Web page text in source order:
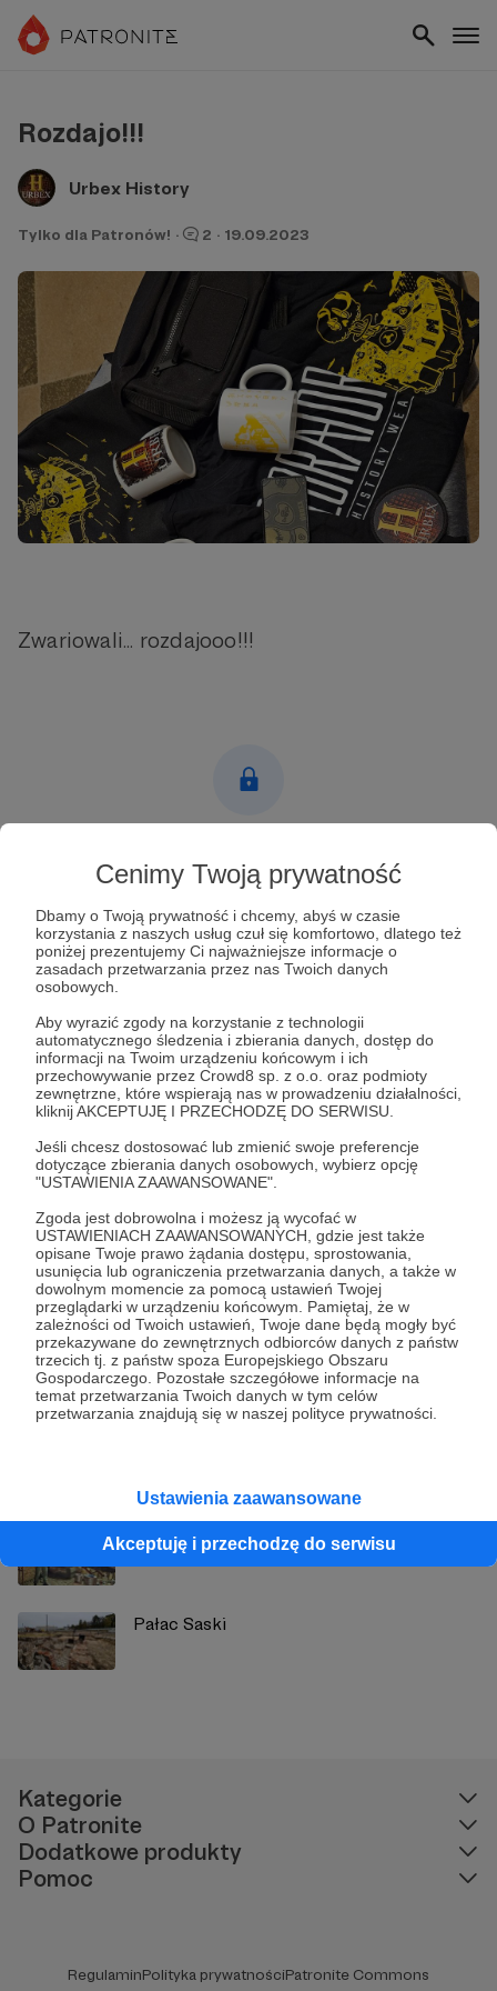
Cenimy Twoją prywatność
Dbamy o Twoją prywatność i chcemy, abyś w czasie
korzystania z naszych usług czuł się komfortowo, dlatego też
poniżej prezentujemy Ci najważniejsze informacje o
zasadach przetwarzania przez nas Twoich danych
osobowych.
Aby wyrazić zgody na korzystanie z technologii
automatycznego śledzenia i zbierania danych, dostęp do
informacji na Twoim urządzeniu końcowym i ich
przechowywanie przez Crowd8 sp. z o.o. oraz podmioty
zewnętrzne, które wspierają nas w prowadzeniu działalności,
kliknij AKCEPTUJĘ I PRZECHODZĘ DO SERWISU.
Jeśli chcesz dostosować lub zmienić swoje preferencje
dotyczące zbierania danych osobowych, wybierz opcję
"USTAWIENIA ZAAWANSOWANE".
Zgoda jest dobrowolna i możesz ją wycofać w
USTAWIENIACH ZAAWANSOWANYCH, gdzie jest także
opisane Twoje prawo żądania dostępu, sprostowania,
usunięcia lub ograniczenia przetwarzania danych, a także w
dowolnym momencie za pomocą ustawień Twojej
przeglądarki w urządzeniu końcowym. Pamiętaj, że w
zależności od Twoich ustawień, Twoje dane będą mogły być
przekazywane do zewnętrznych odbiorców danych z państw
trzecich tj. z państw spoza Europejskiego Obszaru
Gospodarczego. Pozostałe szczegółowe informacje na
temat przetwarzania Twoich danych w tym celów
przetwarzania znajdują się w naszej polityce prywatności.
Ustawienia zaawansowane
Akceptuję i przechodzę do serwisu
Rozdajo!!!
Urbex History
Tylko dla Patronów! · 2 · 19.09.2023
Zwariowali... rozdajooo!!!
Aby zobaczyć ten materiał musisz być zalogowany
Zostań Patronem
Udostępnij
Urbex History
Zobacz profil autora
Zobacz również
Latające skrzydło ARADO 555
Pałac Saski
Kategorie
O Patronite
Dodatkowe produkty
Pomoc
RegulaminPolityka prywatnościPatronite Commons